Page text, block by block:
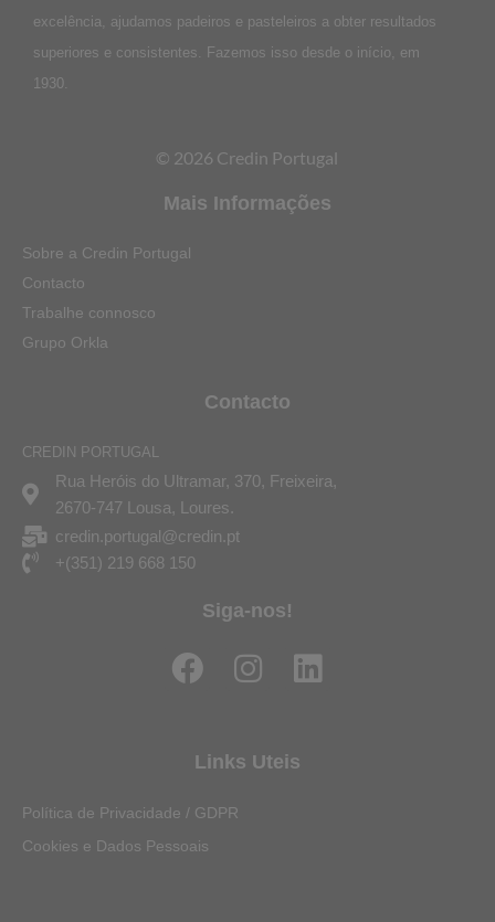
excelência, ajudamos padeiros e pasteleiros a obter resultados
superiores e consistentes. Fazemos isso desde o início, em
1930.
© 2026 Credin Portugal
Mais Informações
Sobre a Credin Portugal
Contacto
Trabalhe connosco
Grupo Orkla
Contacto
CREDIN PORTUGAL
Rua Heróis do Ultramar, 370, Freixeira,
2670-747 Lousa, Loures.
credin.portugal@credin.pt
+(351) 219 668 150
Siga-nos!
F
a
e
o
o
I
n
t
L
i
Links Uteis
Política de Privacidade / GDPR
Cookies e Dados Pessoais